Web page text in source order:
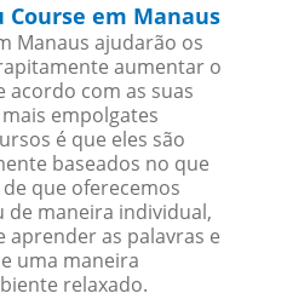
Course em Manaus
Manaus ajudarão os
aumentar o
acordo com as suas
empolgates
é que eles são
baseados no que
que oferecemos
de maneira individual,
aprender as palavras e
uma maneira
relaxado.